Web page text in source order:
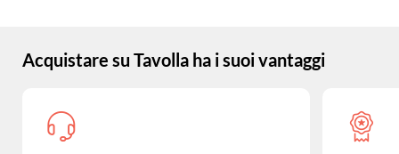
Acquistare su Tavolla ha i suoi vantaggi